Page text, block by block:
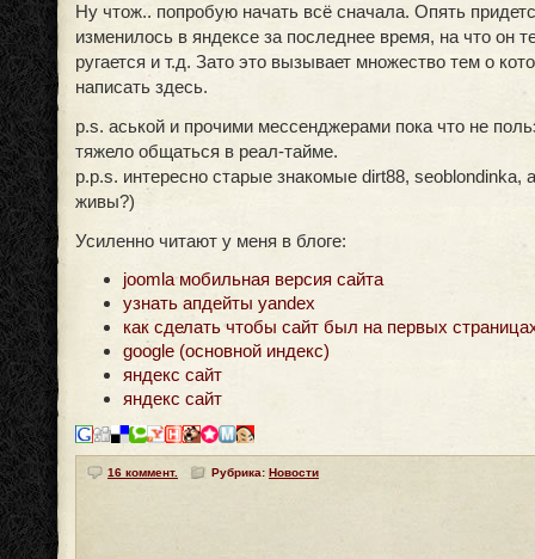
Ну чтож.. попробую начать всё сначала. Опять
изменилось в яндексе за последнее время, на что он
ругается и т.д. Зато это вызывает множество тем о
написать здесь.
p.s. аськой и прочими мессенджерами пока что не
тяжело общаться в реал-тайме.
p.p.s. интересно старые знакомые dirt88, seoblondinka,
живы?)
Усиленно читают у меня в блоге:
joomla мобильная версия сайта
узнать апдейты yandex
как сделать чтобы сайт был на первых
google (основной индекс)
яндекс сайт
яндекс сайт
16 коммент. Рубрика: Новости